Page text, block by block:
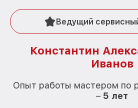
Ведущий
Константин
Иванов
Опыт работы мастером по
– 5 лет